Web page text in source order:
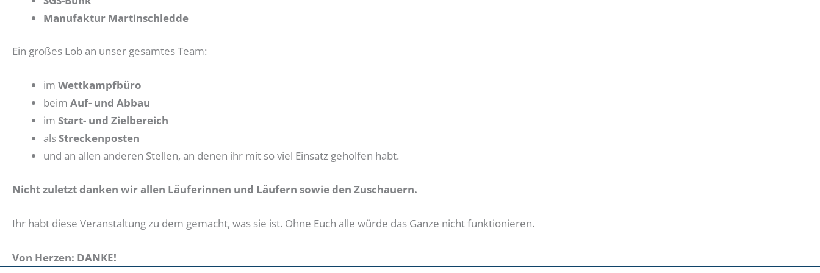
Manufaktur Martinschledde
Ein großes Lob an unser gesamtes Team:
im Wettkampfbüro
beim Auf- und Abbau
im Start- und Zielbereich
alsStreckenposten
und an allen anderen Stellen, an denen ihr mit so viel Einsatz geholfen habt.
Nicht zuletzt danken wir allen Läuferinnen und Läufern sowie den Zuschauern.
Ihr habt diese Veranstaltung zu dem gemacht, was sie ist. Ohne Euch alle würde das Ganze nicht funktionieren.
Von Herzen: DANKE!